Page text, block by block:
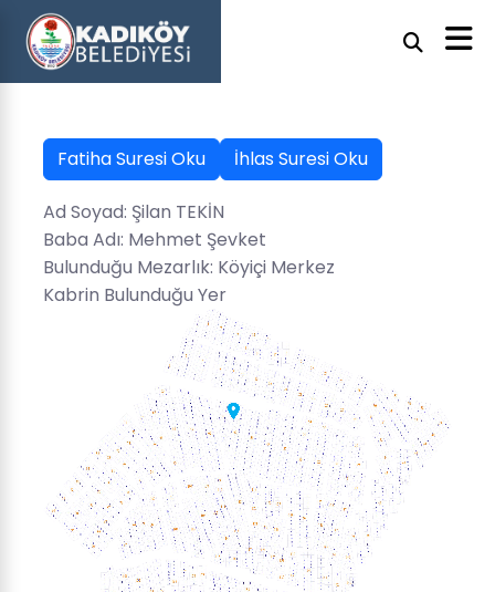
Fatiha Suresi Oku İhlas Suresi Oku
Ad Soyad: Şilan TEKİN
Baba Adı: Mehmet Şevket
Bulunduğu Mezarlık: Köyiçi Merkez
Kabrin Bulunduğu Yer